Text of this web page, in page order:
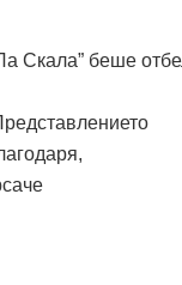
Скала” беше